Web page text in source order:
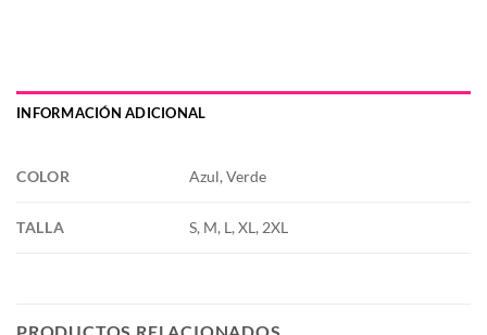
INFORMACIÓN ADICIONAL
COLOR Azul, Verde
TALLA S, M, L, XL, 2XL
PRODUCTOS RELACIONADOS